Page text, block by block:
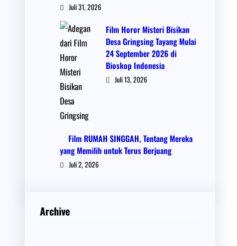
Juli 31, 2026
Film Horor Misteri Bisikan
Desa Gringsing Tayang Mulai
24 September 2026 di
Bioskop Indonesia
Juli 13, 2026
Film RUMAH SINGGAH, Tentang Mereka
yang Memilih untuk Terus Berjuang
Juli 2, 2026
Archive